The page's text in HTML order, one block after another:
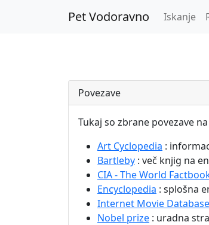
Pet Vodoravno Iskanje
Povezave
Tukaj so zbrane povezave
Art Cyclopedia :
Bartleby : več knjig na
CIA - The World
Encyclopedia : splošna
Internet Movie Database
Nobel prize : uradna